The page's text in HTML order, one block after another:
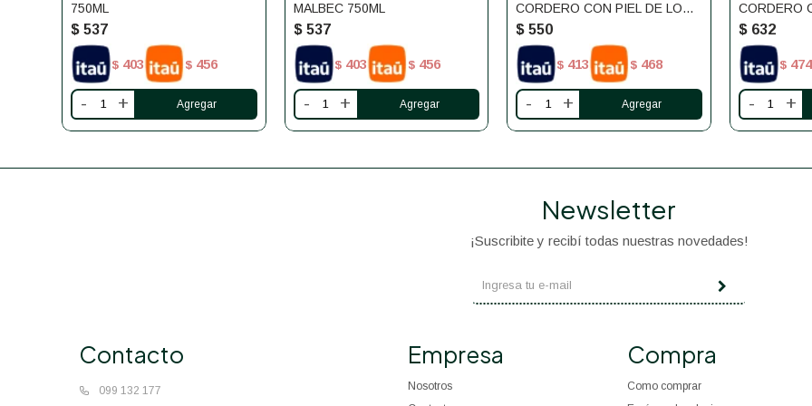
750ML
$ 537
$ 403 $ 456
- +
MALBEC 750ML
$ 537
$ 403 $ 456
- +
CORDERO CON PIEL DE LOBO
750 ML MOSQUITA MUERTA
$ 550
$ 413 $ 468
- +
CORDERO
750ML
$ 632
$ 474
- +
Contacto
099 132 177
Empresa
Nosotros
Compra
Como comprar
Newsletter
¡Suscribite y recibí todas nuestras novedades!